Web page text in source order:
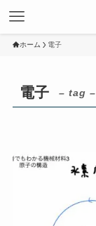
ホーム 電子
電子 – tag –